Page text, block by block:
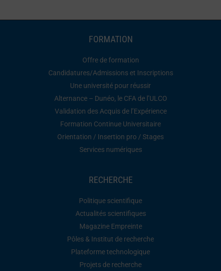
FORMATION
Offre de formation
Candidatures/Admissions et Inscriptions
Une université pour réussir
Alternance – Dunéo, le CFA de l’ULCO
Validation des Acquis de l’Expérience
Formation Continue Universitaire
Orientation / Insertion pro / Stages
Services numériques
RECHERCHE
Politique scientifique
Actualités scientifiques
Magazine Empreinte
Pôles & Institut de recherche
Plateforme technologique
Projets de recherche